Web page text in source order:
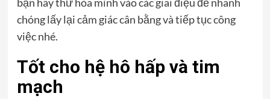
chóng lấy lại cảm giác cân bằng và tiếp tục công
việc nhé.
Tốt cho hệ hô hấp và tim
mạch